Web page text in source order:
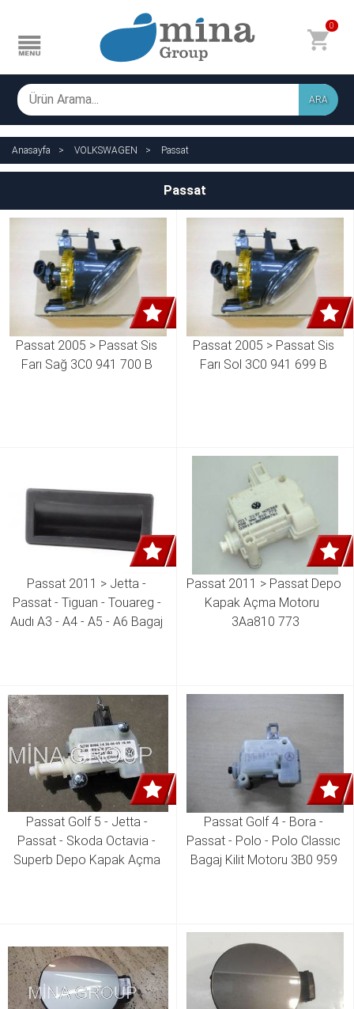
0
ARA
Anasayfa VOLKSWAGEN Passat
Passat
Passat 2005 > Passat Sis
Farı Sağ 3C0 941 700 B
Passat 2005 > Passat Sis
Farı Sol 3C0 941 699 B
Passat 2011 > Jetta -
Passat - Tiguan - Touareg -
Audı A3 - A4 - A5 - A6 Bagaj
Passat 2011 > Passat Depo
Kapak Açma Motoru
3Aa810 773
Passat Golf 5 - Jetta -
Passat - Skoda Octavia -
Superb Depo Kapak Açma
Passat Golf 4 - Bora -
Passat - Polo - Polo Classıc
Bagaj Kilit Motoru 3B0 959